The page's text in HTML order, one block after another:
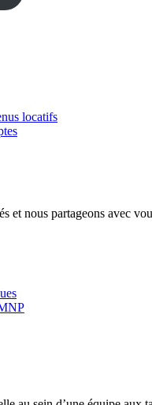
locatifs
et nous partageons avec